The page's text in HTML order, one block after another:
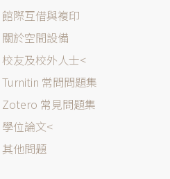
(FAQ)
分
類
列
表
館際互借與複印
關於空間設備
校友及校外人士
Turnitin 常問問題集
Zotero 常見問題集
學位論文
其他問題